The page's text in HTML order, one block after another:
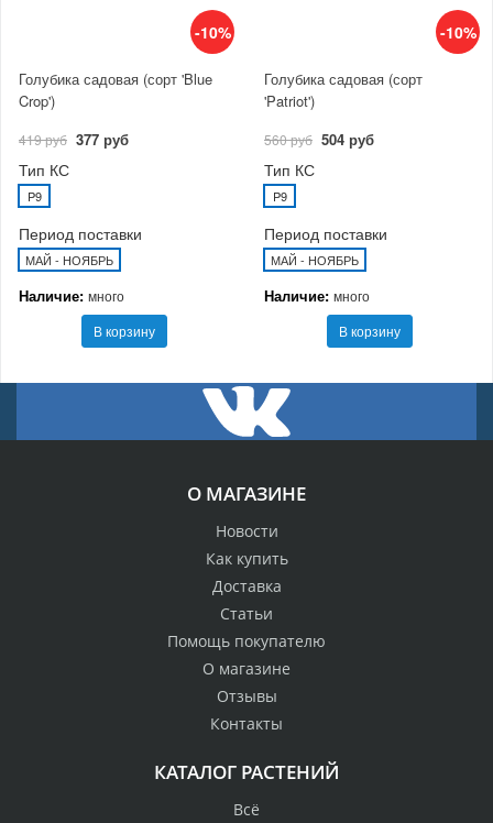
-10%
Голубика садовая (сорт 'Blue
Crop')
419 руб 377 руб
Тип КС
P9
Период поставки
МАЙ - НОЯБРЬ
Наличие: много
В корзину
-10%
Голубика садовая (сорт
'Patriot')
560 руб 504 руб
Тип КС
P9
Период поставки
МАЙ - НОЯБРЬ
Наличие: много
В корзину
О МАГАЗИНЕ
Новости
Как купить
Доставка
Статьи
Помощь покупателю
О магазине
Отзывы
Контакты
КАТАЛОГ РАСТЕНИЙ
Всё